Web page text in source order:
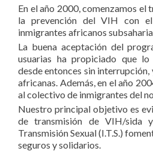
En el año 2000, comenzamos
la prevención del VIH con
inmigrantes africanos
La buena aceptación del
usuarias ha propiciado que lo
desde entonces sin
africanas. Además, en el año
al colectivo de inmigrantes del
Nuestro principal objetivo es
de transmisión de VIH/sida
Transmisión Sexual (I.T.S.)
seguros y solidarios.